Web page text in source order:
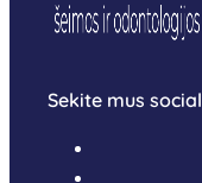
Sekite mus